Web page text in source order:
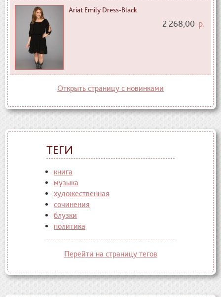
Ariat Emily Dress-Black
2 268,00 р.
Открыть страницу с новинками
ТЕГИ
книга
музыка
художественная
сочинения
блузки
политика
Перейти на страницу тегов